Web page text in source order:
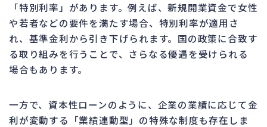
「特別利率」があります。例えば、新規開業資金で女性
や若者などの要件を満たす場合、特別利率が適用さ
れ、基準金利から引き下げられます。国の政策に合致す
る取り組みを行うことで、さらなる優遇を受けられる
場合もあります。
一方で、資本性ローンのように、企業の業績に応じて金
利が変動する「業績連動型」の特殊な制度も存在しま